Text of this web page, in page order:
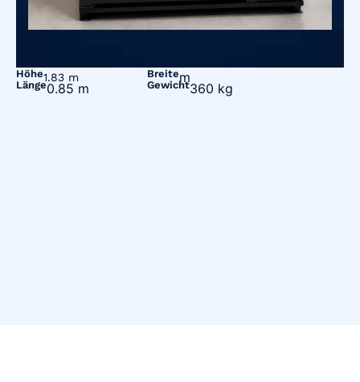
Höhe1.83 m Breitem
Länge0.85 m Gewicht360 kg